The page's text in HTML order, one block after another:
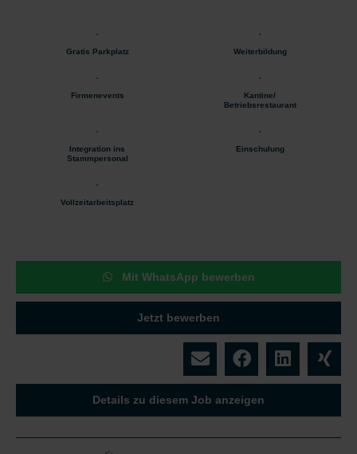
Gratis Parkplatz Weiterbildung
Firmenevents
Kantine/
Betriebsrestaurant
Integration ins
Stammpersonal
Einschulung
Vollzeitarbeitsplatz
Mit WhatsApp bewerben
Jetzt bewerben
Details zu diesem Job anzeigen